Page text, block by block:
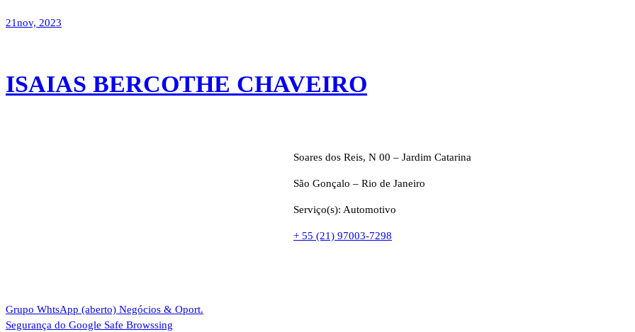
21nov, 2023
ISAIAS BERCOTHE CHAVEIRO
Soares dos Reis, N 00 – Jardim Catarina
São Gonçalo – Rio de Janeiro
Serviço(s): Automotivo
+ 55 (21) 97003-7298
Grupo WhtsApp (aberto) Negócios & Oport.
Segurança do Google Safe Browssing